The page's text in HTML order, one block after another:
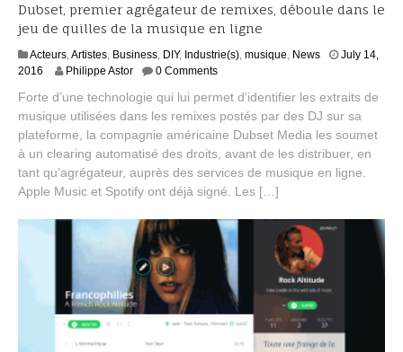
Dubset, premier agrégateur de remixes, déboule dans le
jeu de quilles de la musique en ligne
Acteurs Artistes Business DIY, Industrie(s) musique News
July 14,
2016
l
y
2
0
2
0
Philippe Astor 0 Comments
Forte d’une technologie qui lui permet d’identifier les extraits de
musique utilisées dans les remixes postés par des DJ sur sa
plateforme, la compagnie américaine Dubset Media les soumet
à un clearing automatisé des droits, avant de les distribuer, en
tant qu’agrégateur, auprès des services de musique en ligne.
Apple Music et Spotify ont déjà signé. Les […]